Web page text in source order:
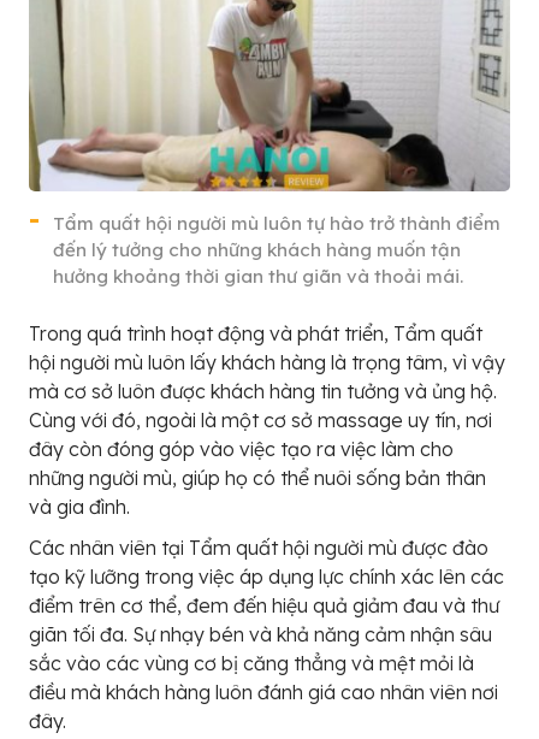
Tẩm quất hội người mù luôn tự hào trở thành điểm
đến lý tưởng cho những khách hàng muốn tận
hưởng khoảng thời gian thư giãn và thoải mái.
Trong quá trình hoạt động và phát triển, Tẩm quất
hội người mù luôn lấy khách hàng là trọng tâm, vì vậy
mà cơ sở luôn được khách hàng tin tưởng và ủng hộ.
Cùng với đó, ngoài là một cơ sở massage uy tín, nơi
đây còn đóng góp vào việc tạo ra việc làm cho
những người mù, giúp họ có thể nuôi sống bản thân
và gia đình.
Các nhân viên tại Tẩm quất hội người mù được đào
tạo kỹ lưỡng trong việc áp dụng lực chính xác lên các
điểm trên cơ thể, đem đến hiệu quả giảm đau và thư
giãn tối đa. Sự nhạy bén và khả năng cảm nhận sâu
sắc vào các vùng cơ bị căng thẳng và mệt mỏi là
điều mà khách hàng luôn đánh giá cao nhân viên nơi
đây.